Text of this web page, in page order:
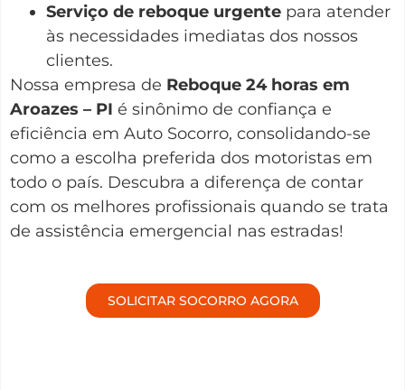
Serviço de reboque urgente para atender
às necessidades imediatas dos nossos
clientes.
Nossa empresa de Reboque 24 horas em
Aroazes – PI é sinônimo de confiança e
eficiência em Auto Socorro, consolidando-se
como a escolha preferida dos motoristas em
todo o país. Descubra a diferença de contar
com os melhores profissionais quando se trata
de assistência emergencial nas estradas!
SOLICITAR SOCORRO AGORA